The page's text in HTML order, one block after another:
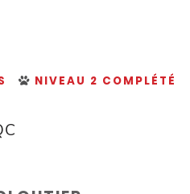
NIVEAU 2 COMPLÉTÉ